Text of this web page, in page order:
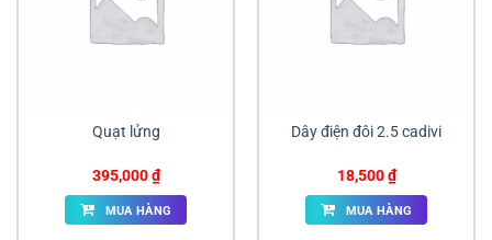
Quạt lửng
395,000₫
MUA HÀNG
Dây điện đôi 2.5 cadivi
18,500₫
MUA HÀNG